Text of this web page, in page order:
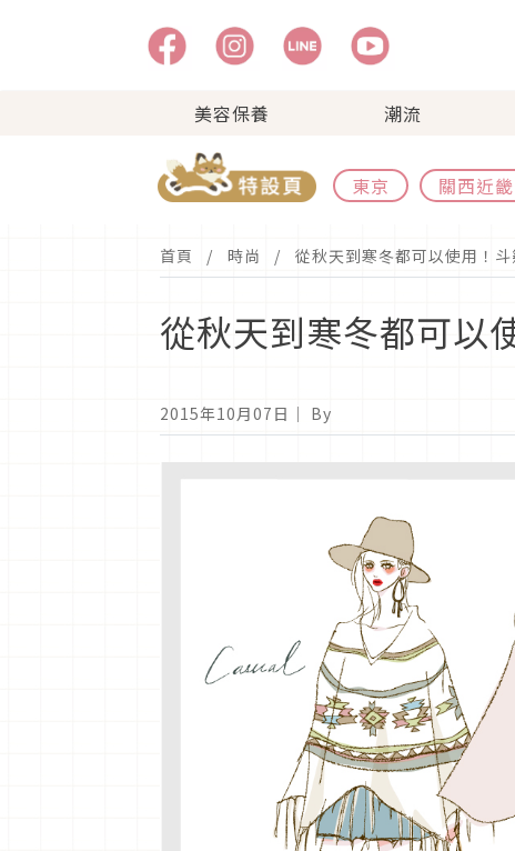
美容保養 潮流
東京 關西近畿
首頁 時尚 從秋天到寒冬都可以使用！
從秋天到寒冬都可以
2015年10月07日 ｜ By